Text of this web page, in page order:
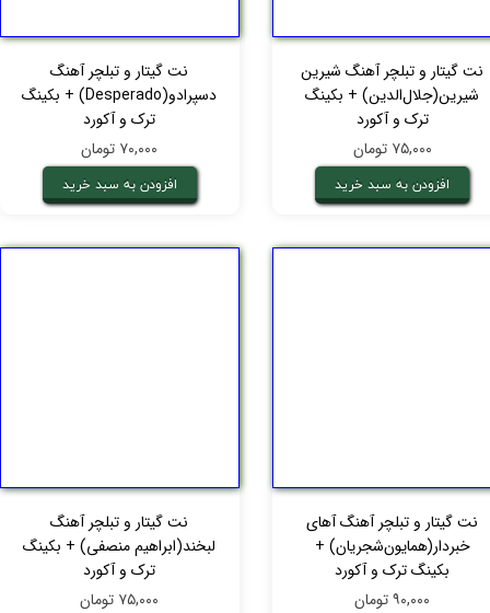
نت گیتار و تبلچر آهنگ شیرین
شیرین(جلال‌الدین) + بکینگ
ترک و آکورد
۷۵,۰۰۰ تومان
افزودن به سبد خرید
نت گیتار و تبلچر آهنگ
دسپرادو(Desperado) + بکینگ
ترک و آکورد
۷۰,۰۰۰ تومان
افزودن به سبد خرید
نت گیتار و تبلچر آهنگ آهای‌
خبردار(همایون‌شجریان) +
بکینگ ترک و آکورد
۹۰,۰۰۰ تومان
نت گیتار و تبلچر آهنگ
لبخند(ابراهیم منصفی) + بکینگ
ترک و آکورد
۷۵,۰۰۰ تومان